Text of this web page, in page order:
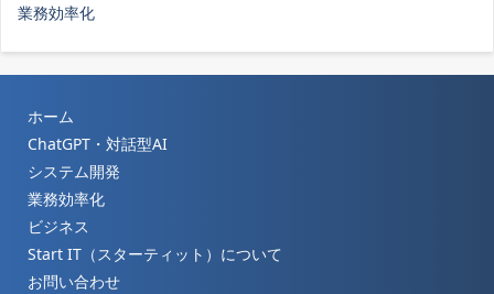
業務効率化
ホーム
ChatGPT・対話型AI
システム開発
業務効率化
ビジネス
Start IT（スターティット）について
お問い合わせ